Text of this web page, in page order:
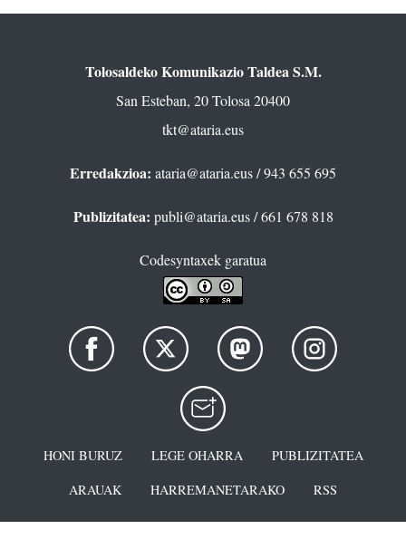
Tolosaldeko Komunikazio Taldea S.M.
San Esteban, 20 Tolosa 20400
tkt@ataria.eus
Erredakzioa: ataria@ataria.eus/ 943 655 695
Publizitatea: publi@ataria.eus/ 661 678 818
Codesyntaxek garatua
HONI BURUZ LEGE OHARRA
PUBLIZITATEA
ARAUAK
HARREMANETARAKO RSS